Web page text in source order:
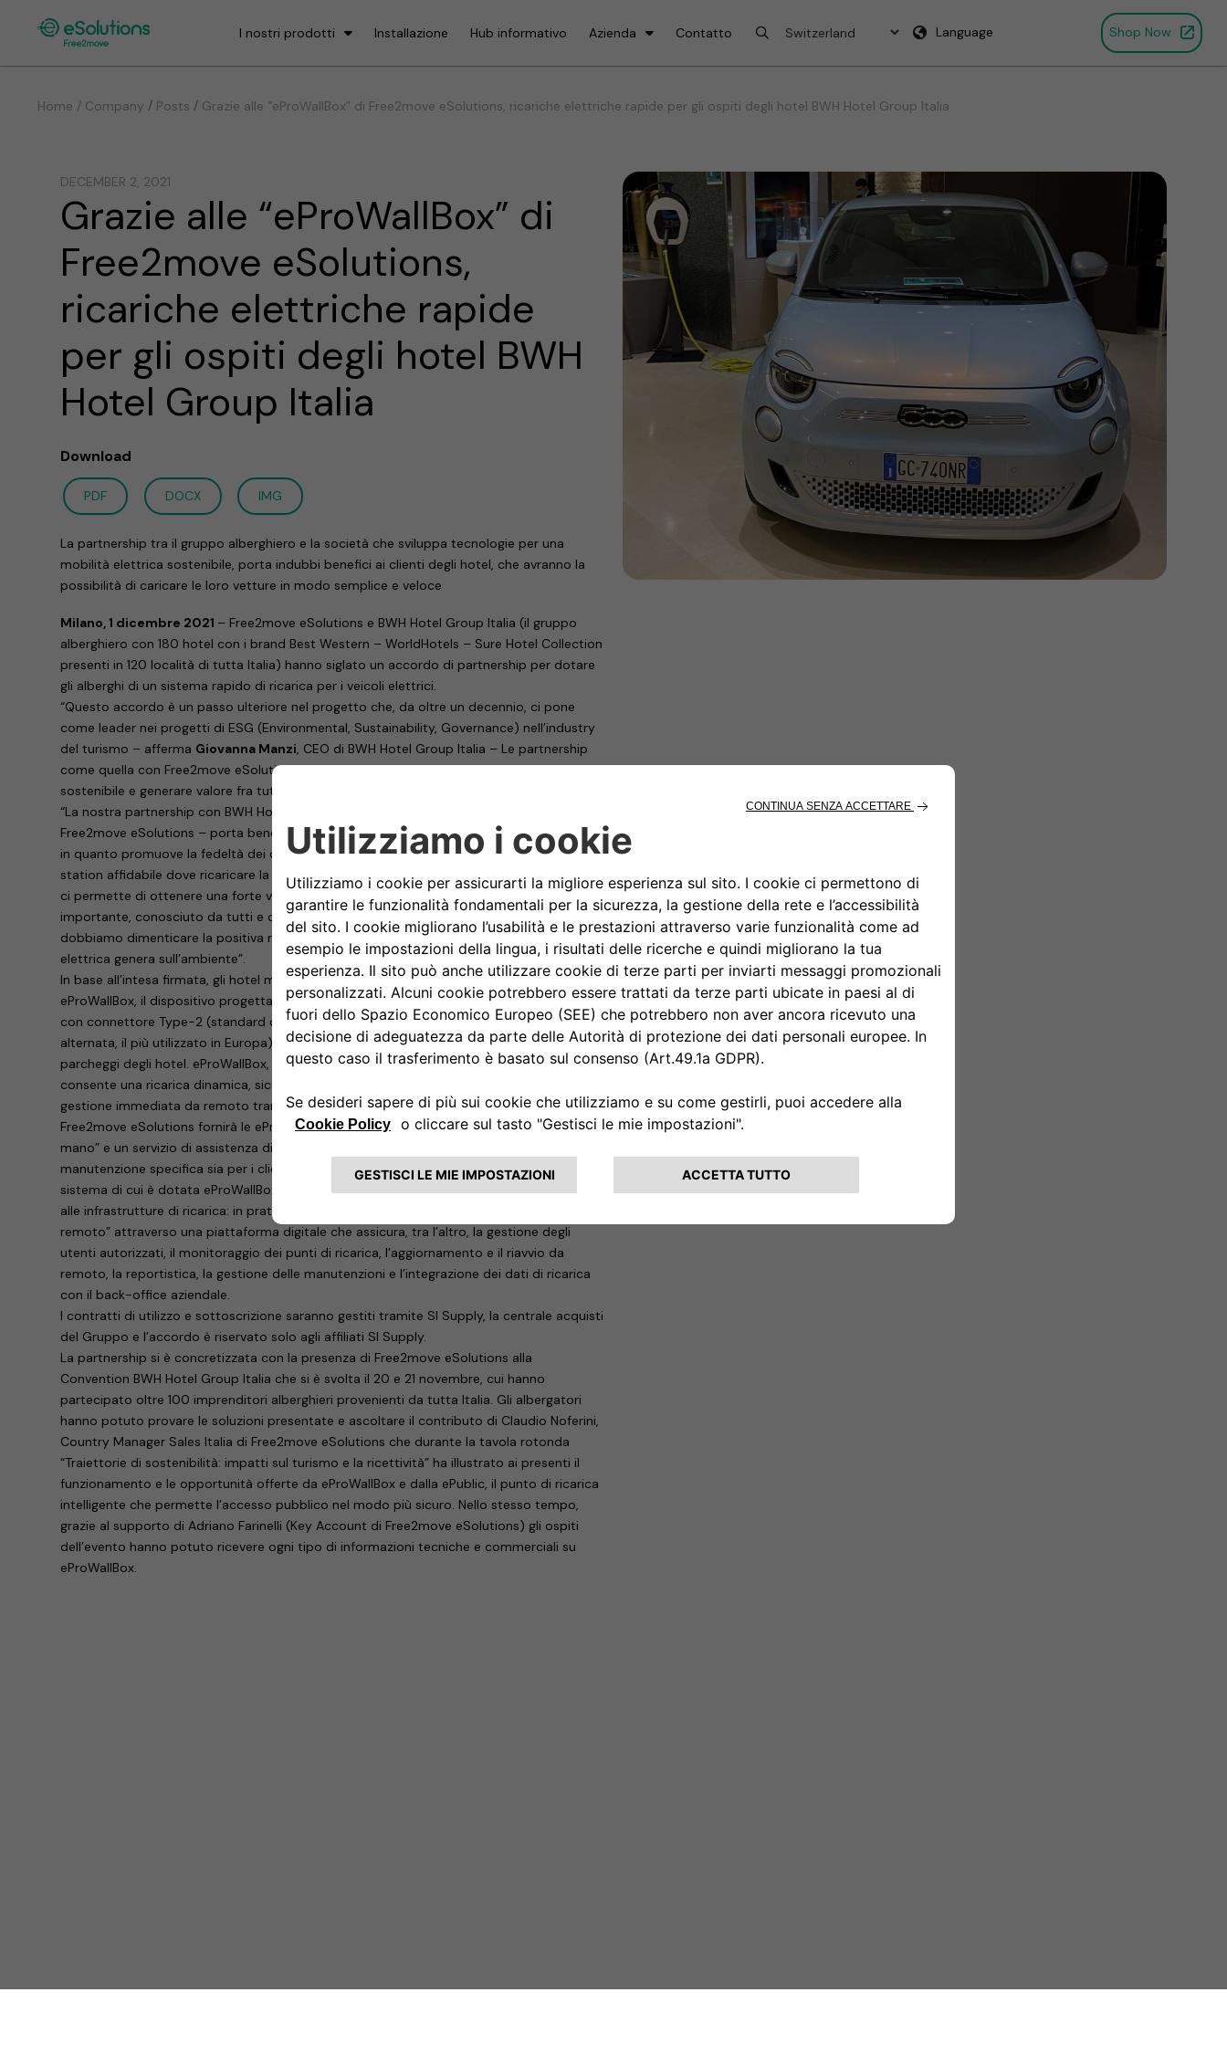
I nostri prodotti Installazione Hub informativo Azienda Contatto Language Shop Now
Home / Company / Posts / Grazie alle “eProWallBox” di Free2move eSolutions, ricariche elettriche rapide per gli ospiti degli hotel BWH Hotel Group Italia
DECEMBER 2, 2021
Grazie alle “eProWallBox” di
Free2move eSolutions,
ricariche elettriche rapide
per gli ospiti degli hotel BWH
Hotel Group Italia
Download
PDF DOCX IMG
La partnership tra il gruppo alberghiero e la società che sviluppa tecnologie per una
mobilità elettrica sostenibile, porta indubbi benefici ai clienti degli hotel, che avranno la
possibilità di caricare le loro vetture in modo semplice e veloce
Milano, 1 dicembre 2021 – Free2move eSolutions e BWH Hotel Group Italia (il gruppo
alberghiero con 180 hotel con i brand Best Western – WorldHotels – Sure Hotel Collection
presenti in 120 località di tutta Italia) hanno siglato un accordo di partnership per dotare
gli alberghi di un sistema rapido di ricarica per i veicoli elettrici.
“Questo accordo è un passo ulteriore nel progetto che, da oltre un decennio, ci pone
come leader nei progetti di ESG (Environmental, Sustainability, Governance) nell’industry
del turismo – afferma Giovanna Manzi, CEO di BWH Hotel Group Italia – Le partnership
come quella con Free2move eSolutions creano condizioni per crescere in modo
sostenibile e generare valore fra tutti gli attori coinvolti”.
“La nostra partnership con BWH Hotel Group Italia – spiega
Free2move eSolutions – porta benefici a entrambi i protagonisti dell’accordo. Agli hotel,
in quanto promuove la fedeltà dei clienti che hanno la certezza di trovare una charging
station affidabile dove ricaricare la propria auto. A noi di Free2move eSolutions, in quanto
ci permette di ottenere una forte visibilità dei nostri prodotti grazie a un partner
importante, conosciuto da tutti e capillarmente distribuito sul territorio. E infine non
dobbiamo dimenticare la positiva ricaduta che una rapida diffusione della mobilità
elettrica genera sull’ambiente”.
In base all’intesa firmata, gli hotel metteranno a disposizione dei clienti le innovative
eProWallBox, il dispositivo progettato e costruito da Free2move eSolutions che funziona
con connettore Type-2 (standard continentale per le stazioni di ricarica in corrente
alternata, il più utilizzato in Europa), ideale per la ricarica delle vetture in sosta nei
parcheggi degli hotel. eProWallBox, installata dagli specialisti Free2move eSolutions,
consente una ricarica dinamica, sicura e personalizzata da 3 fino a 22 kWh, grazie a una
gestione immediata da remoto tramite App.
Free2move eSolutions fornirà le eProWallBox con pacchetti di installazione “chiavi in
mano” e un servizio di assistenza disponibile 24 ore su 24 e 7 giorni su 7, con una
manutenzione specifica sia per i clienti sia per gli albergatori. Inoltre, grazie all’innovativo
sistema di cui è dotata eProWallBox, gli hotel potranno usufruire del supporto intelligente
alle infrastrutture di ricarica: in pratica, i gestori potranno controllare il sistema “da
remoto” attraverso una piattaforma digitale che assicura, tra l’altro, la gestione degli
utenti autorizzati, il monitoraggio dei punti di ricarica, l’aggiornamento e il riavvio da
remoto, la reportistica, la gestione delle manutenzioni e l’integrazione dei dati di ricarica
con il back-office aziendale.
I contratti di utilizzo e sottoscrizione saranno gestiti tramite SI Supply, la centrale acquisti
del Gruppo e l’accordo è riservato solo agli affiliati SI Supply.
La partnership si è concretizzata con la presenza di Free2move eSolutions alla
Convention BWH Hotel Group Italia che si è svolta il 20 e 21 novembre, cui hanno
partecipato oltre 100 imprenditori alberghieri provenienti da tutta Italia. Gli albergatori
hanno potuto provare le soluzioni presentate e ascoltare il contributo di Claudio Noferini,
Country Manager Sales Italia di Free2move eSolutions che durante la tavola rotonda
“Traiettorie di sostenibilità: impatti sul turismo e la ricettività” ha illustrato ai presenti il
funzionamento e le opportunità offerte da eProWallBox e dalla ePublic, il punto di ricarica
intelligente che permette l’accesso pubblico nel modo più sicuro. Nello stesso tempo,
grazie al supporto di Adriano Farinelli (Key Account di Free2move eSolutions) gli ospiti
dell’evento hanno potuto ricevere ogni tipo di informazioni tecniche e commerciali su
eProWallBox.